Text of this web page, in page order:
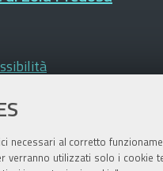
necessari al corretto
verranno utilizzati solo i cookie